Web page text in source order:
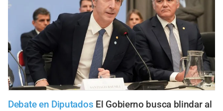
Debate en Diputados El Gobierno busca blindar al